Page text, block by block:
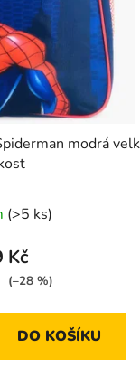
modrá
(>5 ks)
Kč
(–28 %)
DO KOŠÍKU